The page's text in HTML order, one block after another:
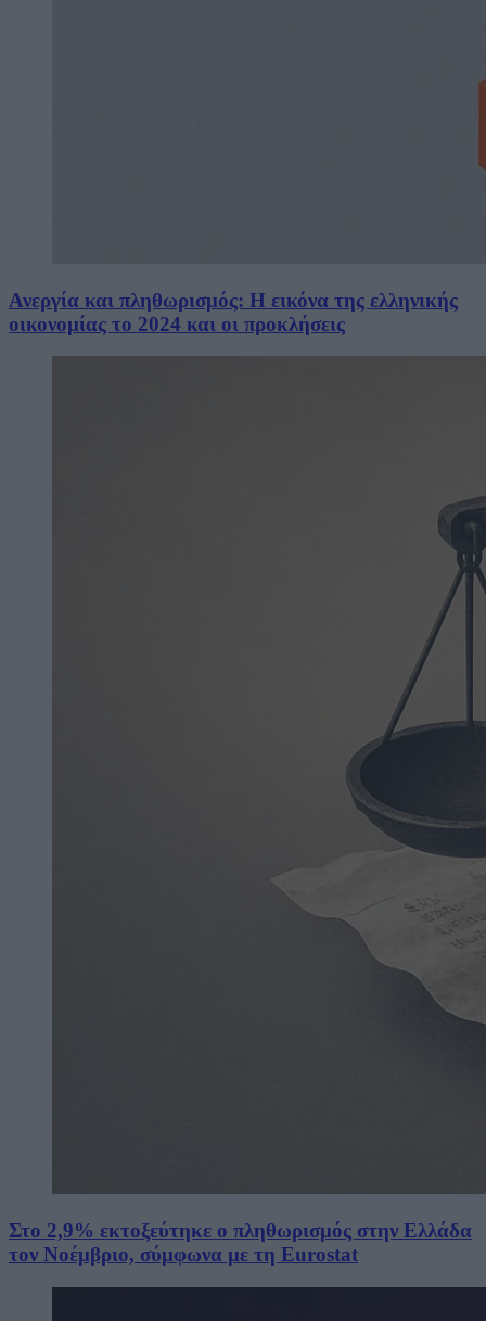
Ανεργία και πληθωρισμός: Η εικόνα της ελληνικής
οικονομίας το 2024 και οι προκλήσεις
Στο 2,9% εκτοξεύτηκε ο πληθωρισμός στην Ελλάδα
τον Νοέμβριο, σύμφωνα με τη Eurostat